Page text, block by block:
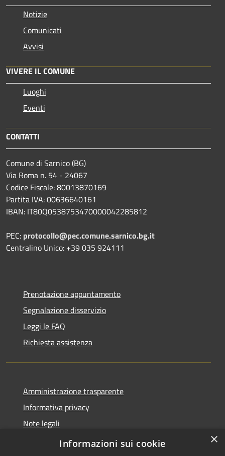
Notizie
Comunicati
Avvisi
VIVERE IL COMUNE
Luoghi
Eventi
CONTATTI
Comune di Sarnico (BG)
Via Roma n. 54 - 24067
Codice Fiscale: 80013870169
Partita IVA: 00636640161
IBAN: IT80Q0538753470000042285812
PEC: protocollo@pec.comune.sarnico.bg.it
Centralino Unico: +39 035 924111
Prenotazione appuntamento
Segnalazione disservizio
Leggi le FAQ
Richiesta assistenza
Amministrazione trasparente
Informativa privacy
Note legali
Dichiarazione di accessibilità
×
Informazioni sui cookie